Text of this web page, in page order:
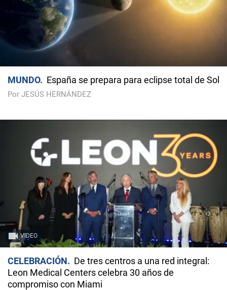
MUNDO España se prepara para eclipse total de Sol
Por JESÚS HERNÁNDEZ
VIDEO
CELEBRACIÓN
De tres centros a una red integral:
Leon Medical Centers celebra 30 años de
compromiso con Miami